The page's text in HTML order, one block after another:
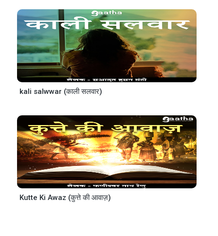
kali salwwar (काली सलवार)
Kutte Ki Awaz (कुत्ते की आवाज़)